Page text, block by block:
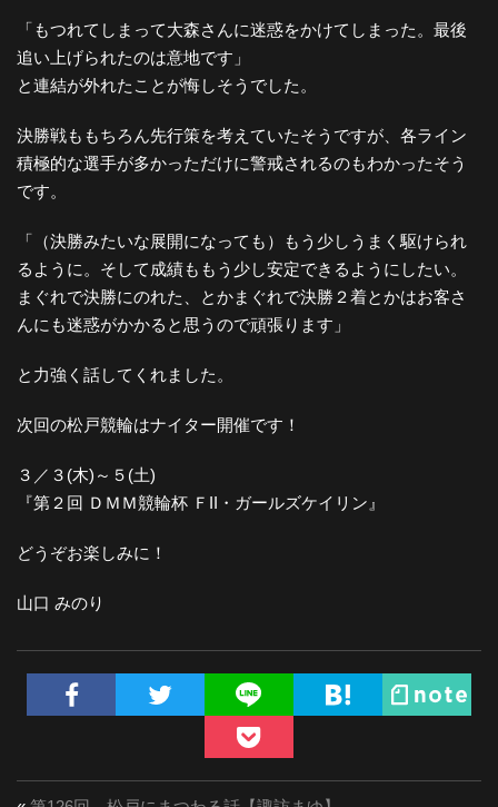
「もつれてしまって大森さんに迷惑をかけてしまった。最後
追い上げられたのは意地です」
と連結が外れたことが悔しそうでした。
決勝戦ももちろん先行策を考えていたそうですが、各ライン
積極的な選手が多かっただけに警戒されるのもわかったそう
です。
「（決勝みたいな展開になっても）もう少しうまく駆けられ
るように。そして成績ももう少し安定できるようにしたい。
まぐれで決勝にのれた、とかまぐれで決勝２着とかはお客さ
んにも迷惑がかかると思うので頑張ります」
と力強く話してくれました。
次回の松戸競輪はナイター開催です！
３／３(木)～５(土)
『第２回 ＤＭＭ競輪杯 ＦII・ガールズケイリン』
どうぞお楽しみに！
山口 みのり